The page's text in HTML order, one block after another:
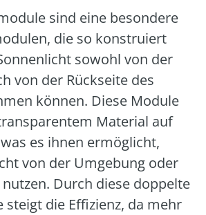
sind eine beson­de­re
die so kon­stru­iert
sowohl von der
von der Rück­sei­te des
kön­nen. Die­se Modu­le
Mate­ri­al auf
es ihnen ermög­licht,
von der Umge­bung oder
Durch die­se dop­pel­te
steigt die Effi­zi­enz, da mehr